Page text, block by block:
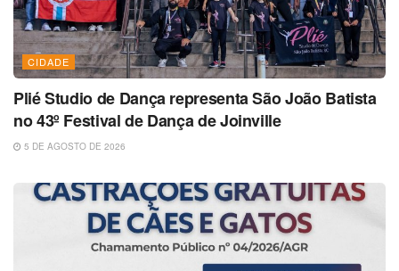
CIDADE
Plié Studio de Dança representa São João Batista
no 43º Festival de Dança de Joinville
5 DE AGOSTO DE 2026